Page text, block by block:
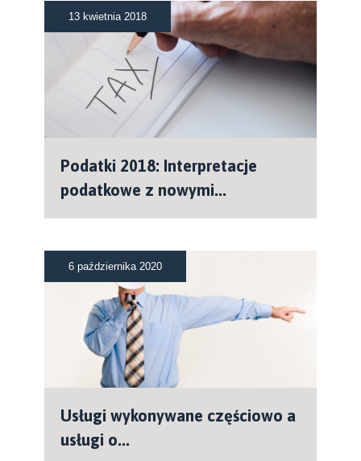
13 kwietnia 2018
Podatki 2018: Interpretacje
podatkowe z nowymi...
6 października 2020
Usługi wykonywane częściowo a
usługi o...